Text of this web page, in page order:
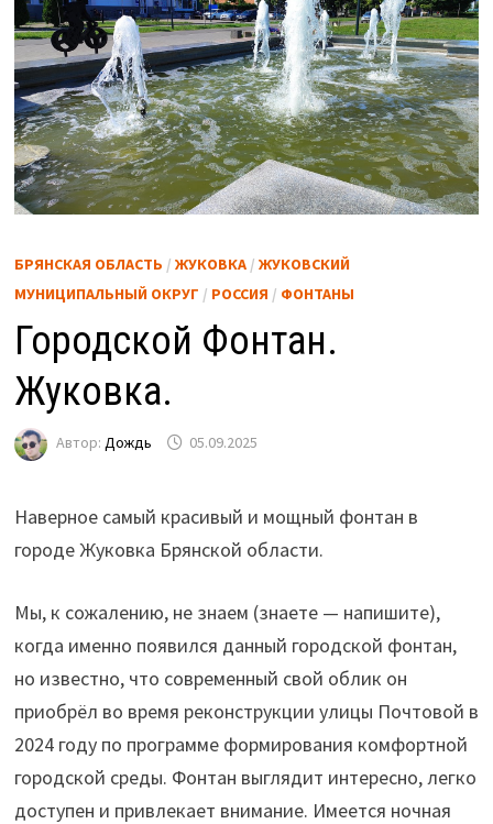
БРЯНСКАЯ ОБЛАСТЬ / ЖУКОВКА/ ЖУКОВСКИЙ
МУНИЦИПАЛЬНЫЙ ОКРУГ / РОССИЯ / ФОНТАНЫ
Городской Фонтан.
Жуковка.
Автор: Дождь 05.09.2025
Наверное самый красивый и мощный фонтан в
городе Жуковка Брянской области.
Мы, к сожалению, не знаем (знаете — напишите),
когда именно появился данный городской фонтан,
но известно, что современный свой облик он
приобрёл во время реконструкции улицы Почтовой в
2024 году по программе формирования комфортной
городской среды. Фонтан выглядит интересно, легко
доступен и привлекает внимание. Имеется ночная